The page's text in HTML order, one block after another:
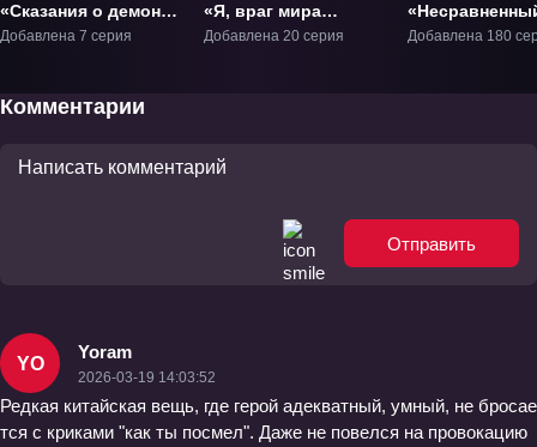
«Сказания о демонах
и богах 10» ТВ-10
Добавлена 7 серия
«Я, враг мира
бессмертных» ТВ-1
Добавлена 20 серия
боевой дух»
Добавлена 180
Комментарии
Отправить
YO
Yoram
2026-03-19 14:03:52
Редкая китайская вещь, где герой адекватный, умный, не бросае
тся с криками "как ты посмел". Даже не повелся на провокацию